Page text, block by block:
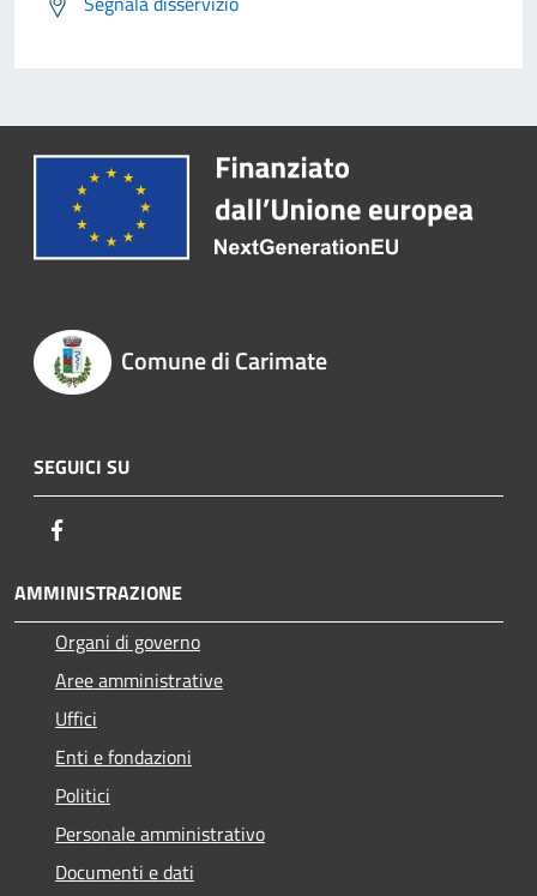
Comune di Carimate
SEGUICI SU
AMMINISTRAZIONE
Organi di governo
Aree amministrative
Uffici
Enti e fondazioni
Politici
Personale amministrativo
Documenti e dati